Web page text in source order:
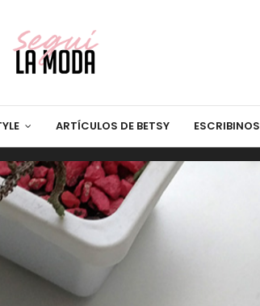
ARTÍCULOS DE BETSY ESCRIBINOS